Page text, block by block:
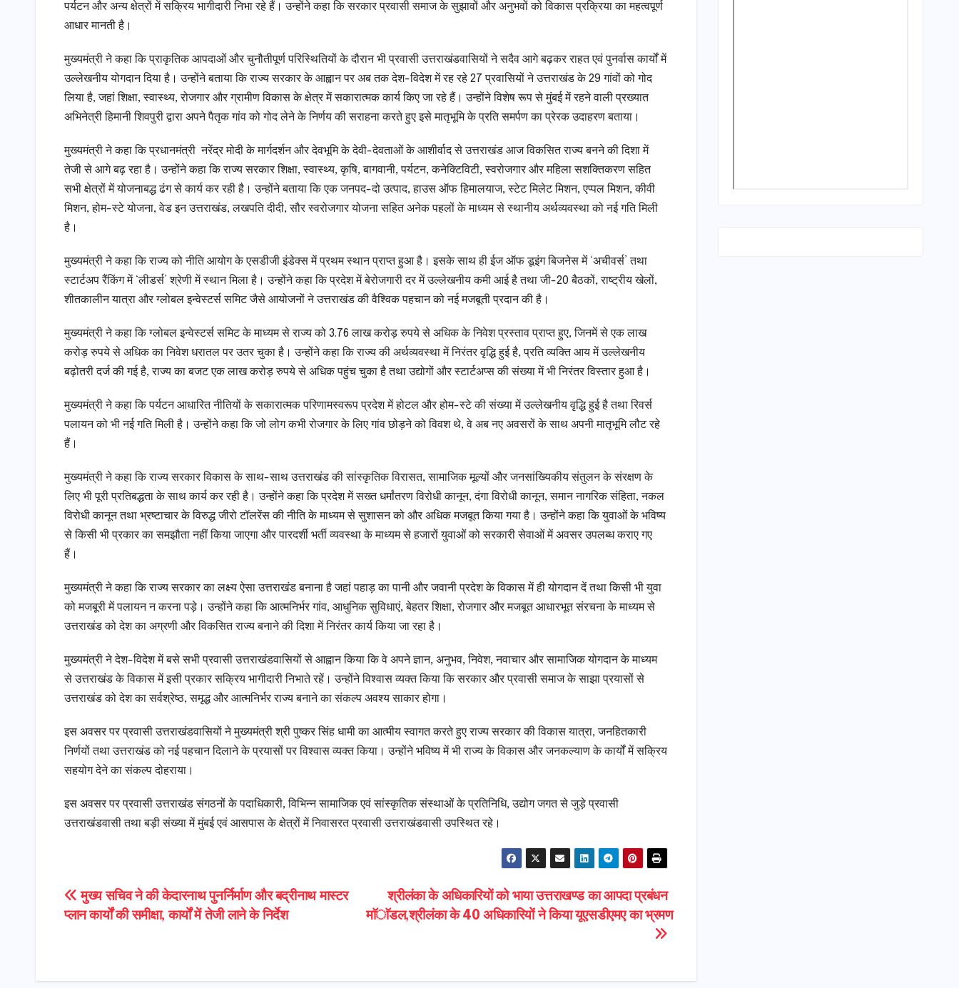
पर्यटन और अन्य क्षेत्रों में सक्रिय भागीदारी निभा रहे हैं। उन्होंने कहा कि सरकार प्रवासी समाज के सुझावों और अनुभवों को विकास प्रक्रिया का महत्वपूर्ण
आधार मानती है।
मुख्यमंत्री ने कहा कि प्राकृतिक आपदाओं और चुनौतीपूर्ण परिस्थितियों के दौरान भी प्रवासी उत्तराखंडवासियों ने सदैव आगे बढ़कर राहत एवं पुनर्वास कार्यों में
उल्लेखनीय योगदान दिया है। उन्होंने बताया कि राज्य सरकार के आह्वान पर अब तक देश-विदेश में रह रहे 27 प्रवासियों ने उत्तराखंड के 29 गांवों को गोद
लिया है, जहां शिक्षा, स्वास्थ्य, रोजगार और ग्रामीण विकास के क्षेत्र में सकारात्मक कार्य किए जा रहे हैं। उन्होंने विशेष रूप से मुंबई में रहने वाली प्रख्यात
अभिनेत्री हिमानी शिवपुरी द्वारा अपने पैतृक गांव को गोद लेने के निर्णय की सराहना करते हुए इसे मातृभूमि के प्रति समर्पण का प्रेरक उदाहरण बताया।
मुख्यमंत्री ने कहा कि प्रधानमंत्री नरेंद्र मोदी के मार्गदर्शन और देवभूमि के देवी-देवताओं के आशीर्वाद से उत्तराखंड आज विकसित राज्य बनने की दिशा में
तेजी से आगे बढ़ रहा है। उन्होंने कहा कि राज्य सरकार शिक्षा, स्वास्थ्य, कृषि, बागवानी, पर्यटन, कनेक्टिविटी, स्वरोजगार और महिला सशक्तिकरण सहित
सभी क्षेत्रों में योजनाबद्ध ढंग से कार्य कर रही है। उन्होंने बताया कि एक जनपद-दो उत्पाद, हाउस ऑफ हिमालयाज, स्टेट मिलेट मिशन, एप्पल मिशन, कीवी
मिशन, होम-स्टे योजना, वेड इन उत्तराखंड, लखपति दीदी, सौर स्वरोजगार योजना सहित अनेक पहलों के माध्यम से स्थानीय अर्थव्यवस्था को नई गति मिली
है।
मुख्यमंत्री ने कहा कि राज्य को नीति आयोग के एसडीजी इंडेक्स में प्रथम स्थान प्राप्त हुआ है। इसके साथ ही ईज ऑफ डूइंग बिजनेस में ‘अचीवर्स’ तथा
स्टार्टअप रैंकिंग में ‘लीडर्स’ श्रेणी में स्थान मिला है। उन्होंने कहा कि प्रदेश में बेरोजगारी दर में उल्लेखनीय कमी आई है तथा जी-20 बैठकों, राष्ट्रीय खेलों,
शीतकालीन यात्रा और ग्लोबल इन्वेस्टर्स समिट जैसे आयोजनों ने उत्तराखंड की वैश्विक पहचान को नई मजबूती प्रदान की है।
मुख्यमंत्री ने कहा कि ग्लोबल इन्वेस्टर्स समिट के माध्यम से राज्य को 3.76 लाख करोड़ रुपये से अधिक के निवेश प्रस्ताव प्राप्त हुए, जिनमें से एक लाख
करोड़ रुपये से अधिक का निवेश धरातल पर उतर चुका है। उन्होंने कहा कि राज्य की अर्थव्यवस्था में निरंतर वृद्धि हुई है, प्रति व्यक्ति आय में उल्लेखनीय
बढ़ोतरी दर्ज की गई है, राज्य का बजट एक लाख करोड़ रुपये से अधिक पहुंच चुका है तथा उद्योगों और स्टार्टअप्स की संख्या में भी निरंतर विस्तार हुआ है।
मुख्यमंत्री ने कहा कि पर्यटन आधारित नीतियों के सकारात्मक परिणामस्वरूप प्रदेश में होटल और होम-स्टे की संख्या में उल्लेखनीय वृद्धि हुई है तथा रिवर्स
पलायन को भी नई गति मिली है। उन्होंने कहा कि जो लोग कभी रोजगार के लिए गांव छोड़ने को विवश थे, वे अब नए अवसरों के साथ अपनी मातृभूमि लौट रहे
हैं।
मुख्यमंत्री ने कहा कि राज्य सरकार विकास के साथ-साथ उत्तराखंड की सांस्कृतिक विरासत, सामाजिक मूल्यों और जनसांख्यिकीय संतुलन के संरक्षण के
लिए भी पूरी प्रतिबद्धता के साथ कार्य कर रही है। उन्होंने कहा कि प्रदेश में सख्त धर्मांतरण विरोधी कानून, दंगा विरोधी कानून, समान नागरिक संहिता, नकल
विरोधी कानून तथा भ्रष्टाचार के विरुद्ध जीरो टॉलरेंस की नीति के माध्यम से सुशासन को और अधिक मजबूत किया गया है। उन्होंने कहा कि युवाओं के भविष्य
से किसी भी प्रकार का समझौता नहीं किया जाएगा और पारदर्शी भर्ती व्यवस्था के माध्यम से हजारों युवाओं को सरकारी सेवाओं में अवसर उपलब्ध कराए गए
हैं।
मुख्यमंत्री ने कहा कि राज्य सरकार का लक्ष्य ऐसा उत्तराखंड बनाना है जहां पहाड़ का पानी और जवानी प्रदेश के विकास में ही योगदान दें तथा किसी भी युवा
को मजबूरी में पलायन न करना पड़े। उन्होंने कहा कि आत्मनिर्भर गांव, आधुनिक सुविधाएं, बेहतर शिक्षा, रोजगार और मजबूत आधारभूत संरचना के माध्यम से
उत्तराखंड को देश का अग्रणी और विकसित राज्य बनाने की दिशा में निरंतर कार्य किया जा रहा है।
मुख्यमंत्री ने देश-विदेश में बसे सभी प्रवासी उत्तराखंडवासियों से आह्वान किया कि वे अपने ज्ञान, अनुभव, निवेश, नवाचार और सामाजिक योगदान के माध्यम
से उत्तराखंड के विकास में इसी प्रकार सक्रिय भागीदारी निभाते रहें। उन्होंने विश्वास व्यक्त किया कि सरकार और प्रवासी समाज के साझा प्रयासों से
उत्तराखंड को देश का सर्वश्रेष्ठ, समृद्ध और आत्मनिर्भर राज्य बनाने का संकल्प अवश्य साकार होगा।
इस अवसर पर प्रवासी उत्तराखंडवासियों ने मुख्यमंत्री श्री पुष्कर सिंह धामी का आत्मीय स्वागत करते हुए राज्य सरकार की विकास यात्रा, जनहितकारी
निर्णयों तथा उत्तराखंड को नई पहचान दिलाने के प्रयासों पर विश्वास व्यक्त किया। उन्होंने भविष्य में भी राज्य के विकास और जनकल्याण के कार्यों में सक्रिय
सहयोग देने का संकल्प दोहराया।
इस अवसर पर प्रवासी उत्तराखंड संगठनों के पदाधिकारी, विभिन्न सामाजिक एवं सांस्कृतिक संस्थाओं के प्रतिनिधि, उद्योग जगत से जुड़े प्रवासी
उत्तराखंडवासी तथा बड़ी संख्या में मुंबई एवं आसपास के क्षेत्रों में निवासरत प्रवासी उत्तराखंडवासी उपस्थित रहे।
Post
navigation
श्रीलंका के अधिकारियों को भाया उत्तराखण्ड का आपदा प्रबंधन
माॅडल,श्रीलंका के 40 अधिकारियों ने किया यूएसडीएमए का भ्रमण
​मुख्य सचिव ने की केदारनाथ पुनर्निर्माण और बद्रीनाथ मास्टर
प्लान कार्यों की समीक्षा, कार्यों में तेजी लाने के निर्देश